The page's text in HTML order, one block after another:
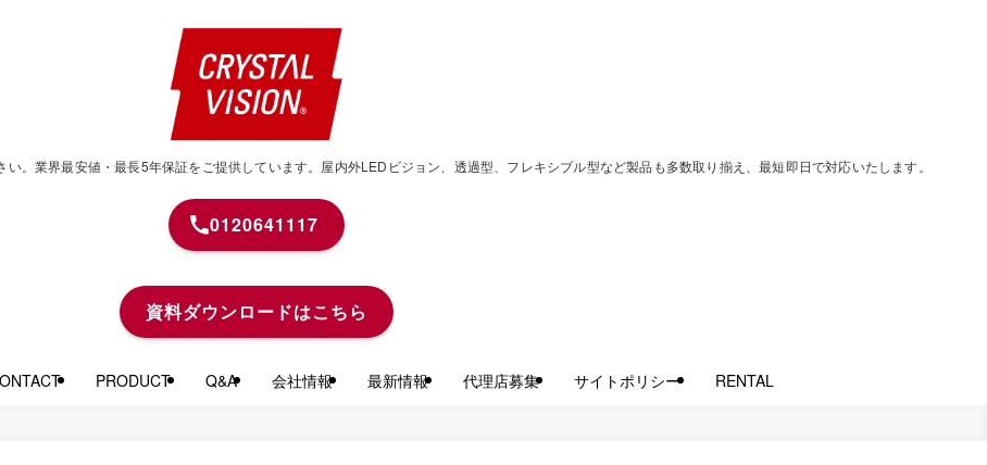
。業界最安値・最長5年保証をご提供しています。屋内外LEDビジョン、透過型、フレキシブル型など製品も多数取り揃え、最短即日で対応いたします。
PRODUCT Q&A 会社情報 最新情報 代理店募集 サイトポリシー RENTAL
0120641117
資料ダウンロードはこちら